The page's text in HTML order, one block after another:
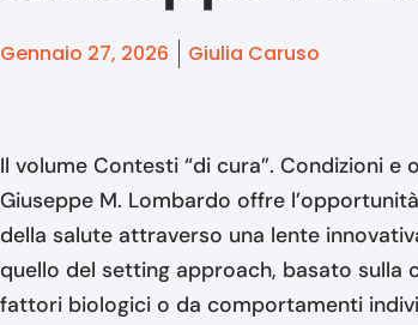
Gennaio 27, 2026 Giulia Caruso
Il volume Contesti “di cura”. Condizioni
Giuseppe M. Lombardo offre
della salute attraverso una lente
quello del setting approach, basato sulla
fattori biologici o da comportamenti